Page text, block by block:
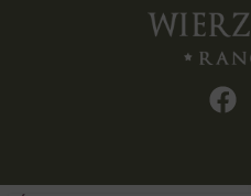
F
a
b